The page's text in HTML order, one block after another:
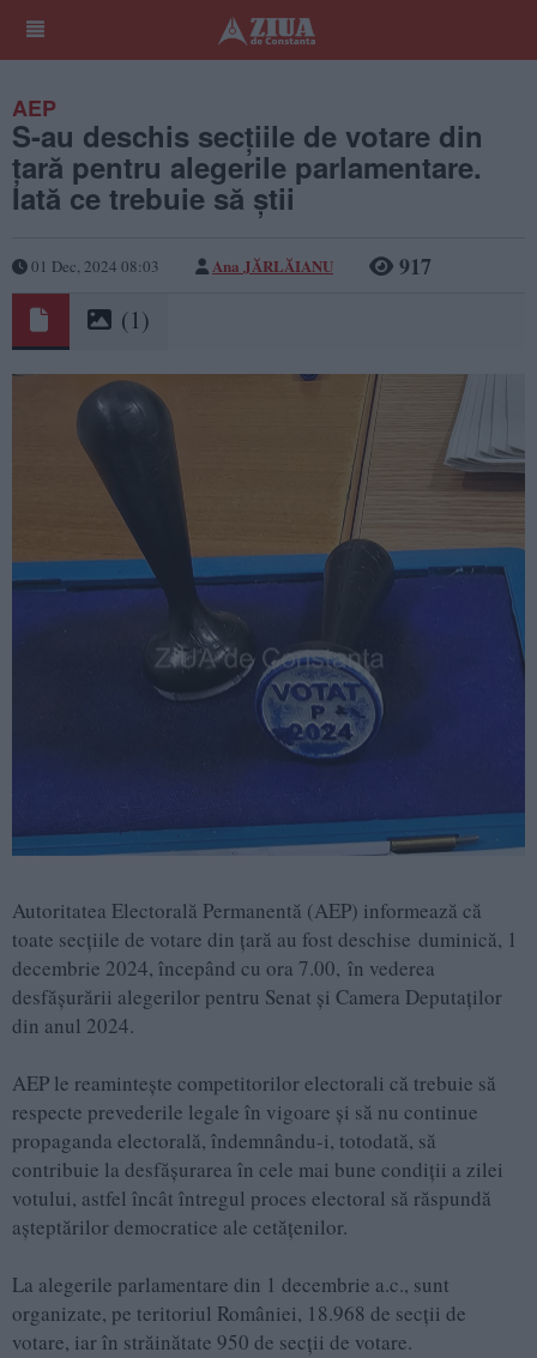
AEP
S-au deschis secțiile de votare din
țară pentru alegerile parlamentare.
Iată ce trebuie să știi
01 Dec, 2024 08:03 Ana JĂRLĂIANU 917
(1)
Autoritatea Electorală Permanentă (AEP) informează că
toate secțiile de votare din țară au fost deschise duminică, 1
decembrie 2024, începând cu ora 7.00, în vederea
desfășurării alegerilor pentru Senat și Camera Deputaților
din anul 2024.
AEP le reamintește competitorilor electorali că trebuie să
respecte prevederile legale în vigoare și să nu continue
propaganda electorală, îndemnându-i, totodată, să
contribuie la desfășurarea în cele mai bune condiții a zilei
votului, astfel încât întregul proces electoral să răspundă
așteptărilor democratice ale cetățenilor.
La alegerile parlamentare din 1 decembrie a.c., sunt
organizate, pe teritoriul României, 18.968 de secții de
votare, iar în străinătate 950 de secții de votare.